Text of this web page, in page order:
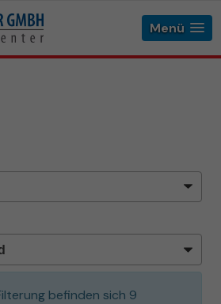
Menü
befinden sich 9